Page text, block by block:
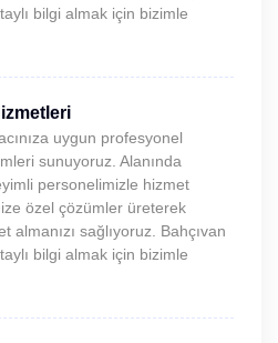
bilgi almak için bizimle
uygun profesyonel
sunuyoruz. Alanında
personelimizle hizmet
özel çözümler üreterek
almanızı sağlıyoruz. Bahçıvan
bilgi almak için bizimle